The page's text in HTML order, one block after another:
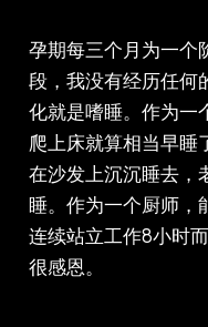
孕期每三个月为一个
段，我没有经历任何
化就是嗜睡。作为一
爬上床就算相当早睡
在沙发上沉沉睡去，
睡。作为一个厨师，
连续站立工作8小时
很感恩。